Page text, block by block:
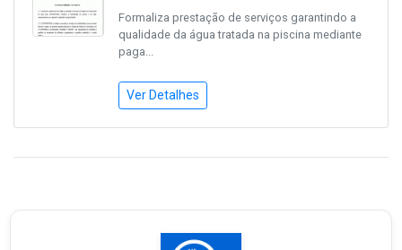
Formaliza prestação de serviços garantindo a
qualidade da água tratada na piscina mediante
paga...
Ver Detalhes